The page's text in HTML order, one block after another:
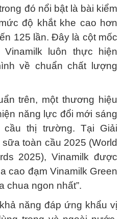
đó nổi bật là bài kiểm
độ khắt khe cao hơn
125 lần. Đây là cột mốc
luôn thực hiện
về chuẩn chất lượng
trên, một thương hiệu
năng lực đổi mới sáng
thị trường. Tại Giải
toàn cầu 2025 (World
2025), Vinamilk được
cao đạm Vinamilk Green
chua ngon nhất”.
năng đáp ứng khẩu vị